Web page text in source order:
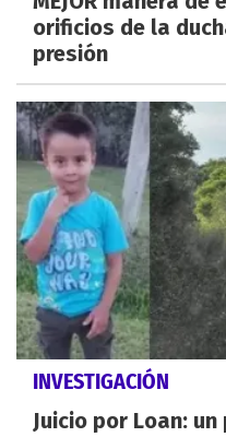
orificios de la
presión
INVESTIGACIÓN
Juicio por Loan: